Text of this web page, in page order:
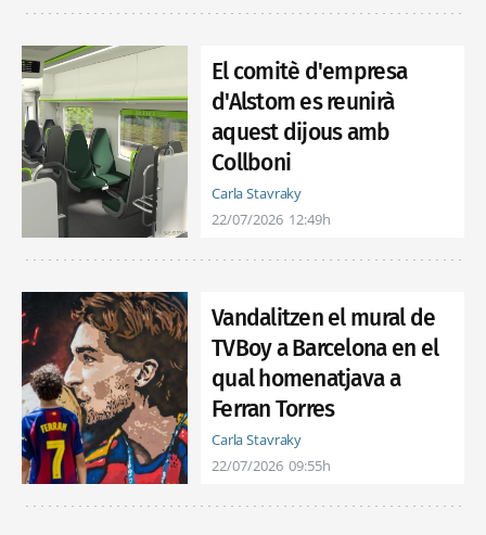
El comitè d'empresa
d'Alstom es reunirà
aquest dijous amb
Collboni
Carla Stavraky
22/07/2026 12:49h
Vandalitzen el mural de
TVBoy a Barcelona en el
qual homenatjava a
Ferran Torres
Carla Stavraky
22/07/2026 09:55h